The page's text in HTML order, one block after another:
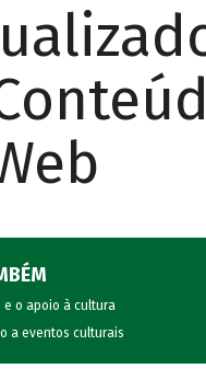
e o apoio à cultura
a eventos culturais